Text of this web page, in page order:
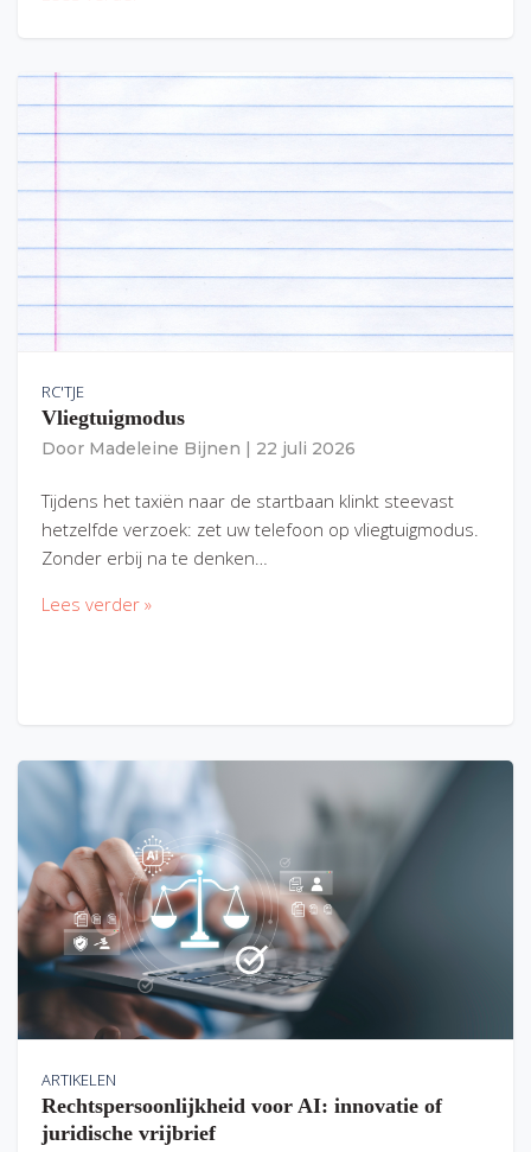
RC'TJE
Vliegtuigmodus
Door Madeleine Bijnen 22 juli 2026
Tijdens het taxiën naar de startbaan klinkt steevast
hetzelfde verzoek: zet uw telefoon op vliegtuigmodus.
Zonder erbij na te denken…
Lees verder »
ARTIKELEN
Rechtspersoonlijkheid voor AI: innovatie of
juridische vrijbrief